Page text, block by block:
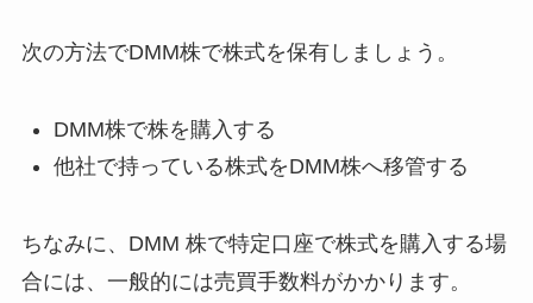
次の方法でDMM株で株式を保有しましょう。
DMM株で株を購入する
他社で持っている株式をDMM株へ移管する
ちなみに、DMM 株で特定口座で株式を購入する場
合には、一般的には売買手数料がかかります。